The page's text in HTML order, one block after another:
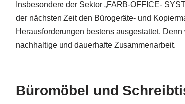
Insbesondere der Sektor „FARB-OFFICE-
der nächsten Zeit den Bürogeräte- und
Herausforderungen bestens ausgestattet.
nachhaltige und dauerhafte Zusammenarbeit.
Büromöbel und